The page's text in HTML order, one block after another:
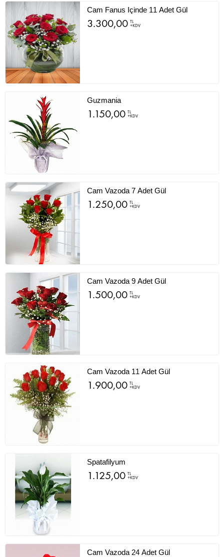
Cam Fanus Içinde 11 Adet Gül
3.300,00 TL
+KDV
Guzmania
1.150,00 TL
+KDV
Cam Vazoda 7 Adet Gül
1.250,00 TL
+KDV
Cam Vazoda 9 Adet Gül
1.500,00 TL
+KDV
Cam Vazoda 11 Adet Gül
1.900,00 TL
+KDV
Spatafilyum
1.125,00 TL
+KDV
Cam Vazoda 24 Adet Gül